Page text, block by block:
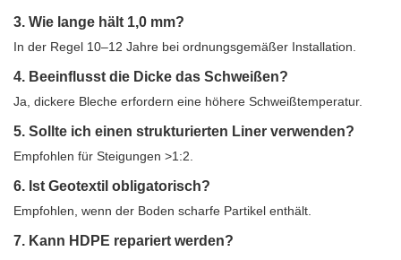
3. Wie lange hält 1,0 mm?
In der Regel 10–12 Jahre bei ordnungsgemäßer Installation.
4. Beeinflusst die Dicke das Schweißen?
Ja, dickere Bleche erfordern eine höhere Schweißtemperatur.
5. Sollte ich einen strukturierten Liner verwenden?
Empfohlen für Steigungen >1:2.
6. Ist Geotextil obligatorisch?
Empfohlen, wenn der Boden scharfe Partikel enthält.
7. Kann HDPE repariert werden?